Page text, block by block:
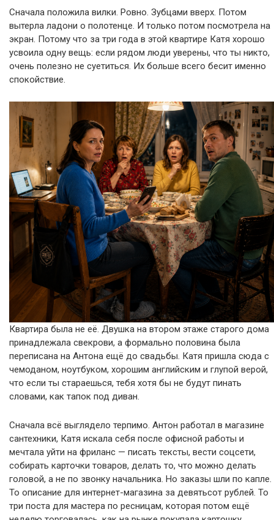
Сначала положила вилки. Ровно. Зубцами вверх. Потом
вытерла ладони о полотенце. И только потом посмотрела на
экран. Потому что за три года в этой квартире Катя хорошо
усвоила одну вещь: если рядом люди уверены, что ты никто,
очень полезно не суетиться. Их больше всего бесит именно
спокойствие.
Квартира была не её. Двушка на втором этаже старого дома
принадлежала свекрови, а формально половина была
переписана на Антона ещё до свадьбы. Катя пришла сюда с
чемоданом, ноутбуком, хорошим английским и глупой верой,
что если ты стараешься, тебя хотя бы не будут пинать
словами, как тапок под диван.
Сначала всё выглядело терпимо. Антон работал в магазине
сантехники, Катя искала себя после офисной работы и
мечтала уйти на фриланс — писать тексты, вести соцсети,
собирать карточки товаров, делать то, что можно делать
головой, а не по звонку начальника. Но заказы шли по капле.
То описание для интернет-магазина за девятьсот рублей. То
три поста для мастера по ресницам, которая потом ещё